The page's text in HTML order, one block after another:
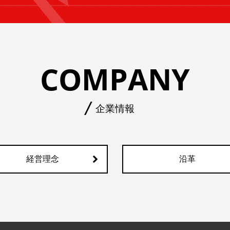
COMPANY
企業情報
経営理念 沿革